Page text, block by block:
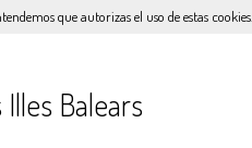
que autorizas el uso de estas cookies.
Balears